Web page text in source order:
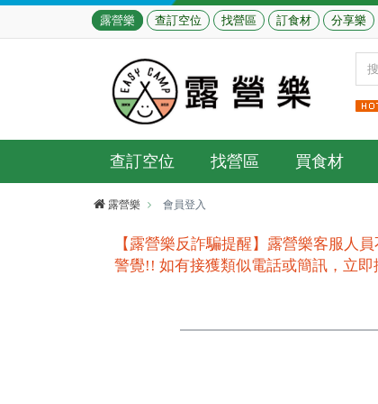
露營樂 查訂空位 找營區 訂食材 分享樂
查訂空位 找營區 買食材
露營樂 會員登入
【露營樂反詐騙提醒】露營樂客服人
警覺!! 如有接獲類似電話或簡訊，立